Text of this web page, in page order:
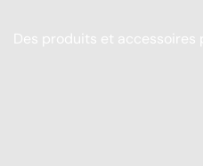
Des produits et